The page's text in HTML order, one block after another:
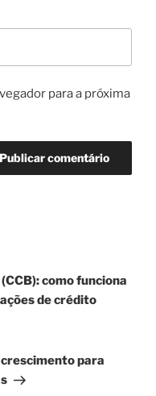
para a próxima
como funciona
de crédito
para